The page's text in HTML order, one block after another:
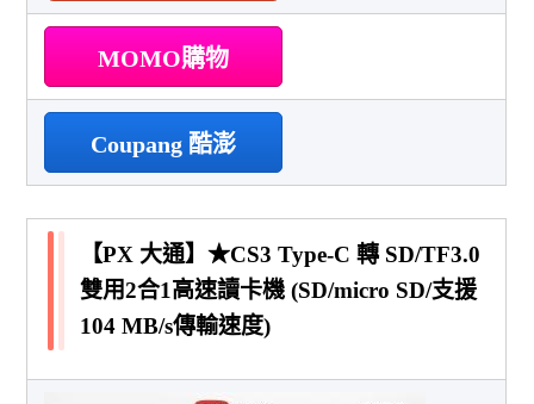
MOMO購物
Coupang 酷澎
【PX 大通】★CS3 Type-C 轉 SD/TF3.0
雙用2合1高速讀卡機 (SD/micro SD/支援
104 MB/s傳輸速度)